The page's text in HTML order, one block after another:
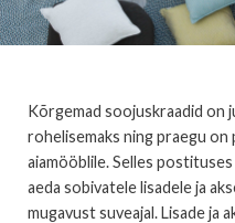
Kõrgemad soojuskraadid on
rohelisemaks ning praegu on
aiamööblile. Selles
aeda sobivatele lisadele ja
mugavust suveajal. Lisade ja